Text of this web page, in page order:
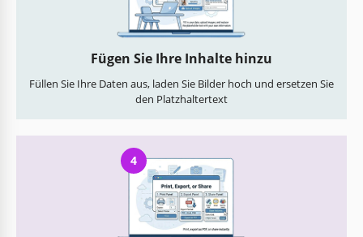
Fügen Sie Ihre Inhalte hinzu
Füllen Sie Ihre Daten aus, laden Sie Bilder hoch und ersetzen Sie
den Platzhaltertext
4